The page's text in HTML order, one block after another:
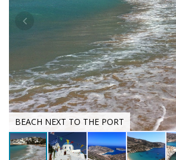
BEACH NEXT TO THE PORT